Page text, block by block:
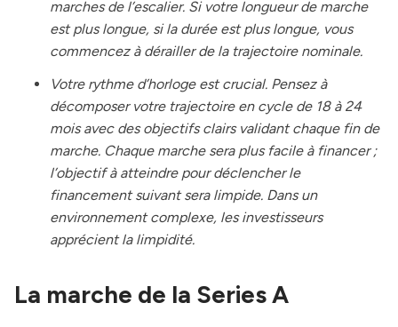
marches de l’escalier. Si votre longueur de marche
est plus longue, si la durée est plus longue, vous
commencez à dérailler de la trajectoire nominale.
Votre rythme d’horloge est crucial. Pensez à
décomposer votre trajectoire en cycle de 18 à 24
mois avec des objectifs clairs validant chaque fin de
marche. Chaque marche sera plus facile à financer ;
l’objectif à atteindre pour déclencher le
financement suivant sera limpide. Dans un
environnement complexe, les investisseurs
apprécient la limpidité.
La marche de la Series A